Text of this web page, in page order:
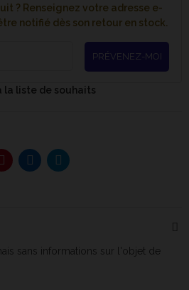
? Renseignez votre adresse e-
notifié dès son retour en stock.
PRÉVENEZ-MOI
la liste de souhaits
sans informations sur l'objet de